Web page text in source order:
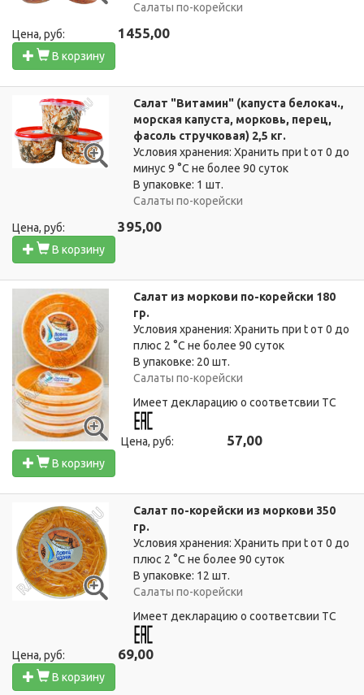
Салаты по-корейски
Цена, руб: 1455,00
В корзину
Салат "Витамин" (капуста белокач.,
морская капуста, морковь, перец,
фасоль стручковая) 2,5 кг.
Условия хранения: Хранить при t от 0 до
минус 9 °C не более 90 суток
В упаковке: 1 шт.
Салаты по-корейски
Цена, руб: 395,00
В корзину
Салат из моркови по-корейски 180
гр.
Условия хранения: Хранить при t от 0 до
плюс 2 °C не более 90 суток
В упаковке: 20 шт.
Салаты по-корейски
Имеет декларацию о соответсвии ТС
Цена, руб: 57,00
В корзину
Салат по-корейски из моркови 350
гр.
Условия хранения: Хранить при t от 0 до
плюс 2 °C не более 90 суток
В упаковке: 12 шт.
Салаты по-корейски
Имеет декларацию о соответсвии ТС
Цена, руб: 69,00
В корзину